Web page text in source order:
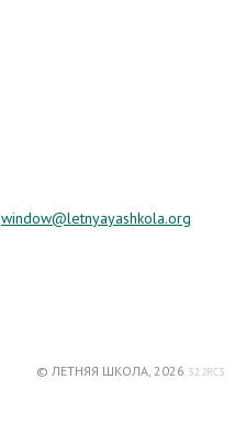
window@letnyayashkola.org
© ЛЕТНЯЯ ШКОЛА, 2026 32.2RC3